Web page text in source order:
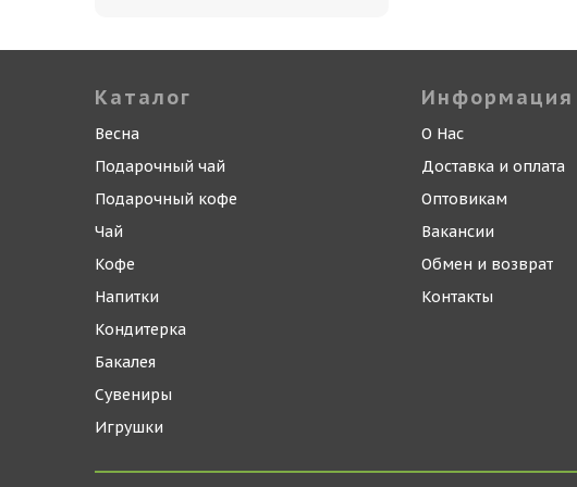
Каталог
Весна
Подарочный чай
Подарочный кофе
Чай
Кофе
Напитки
Кондитерка
Бакалея
Сувениры
Игрушки
Информация
О Нас
Доставка и оплата
Оптовикам
Вакансии
Обмен и возврат
Контакты